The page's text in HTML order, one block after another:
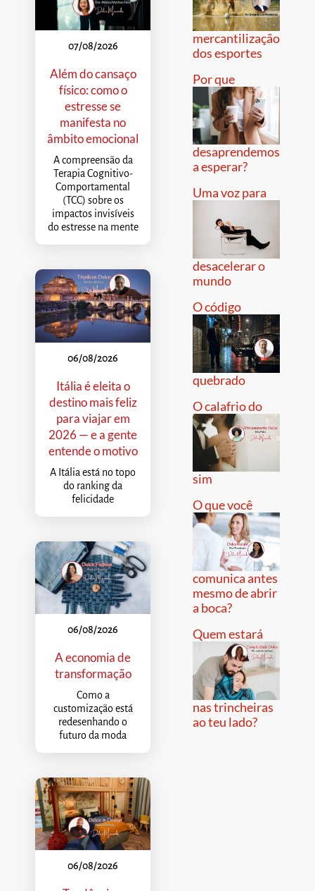
07/08/2026
Além do cansaço
físico: como o
estresse se
manifesta no
âmbito emocional
A compreensão da
Terapia Cognitivo-
Comportamental
(TCC) sobre os
impactos invisíveis
do estresse na mente
06/08/2026
Itália é eleita o
destino mais feliz
para viajar em
2026 — e a gente
entende o motivo
A Itália está no topo
do ranking da
felicidade
06/08/2026
A economia de
transformação
Como a
customização está
redesenhando o
futuro da moda
06/08/2026
mercantilização
dos esportes
Por que
desaprendemos
a esperar?
Uma voz para
desacelerar o
mundo
O código
quebrado
O calafrio do
sim
O que você
comunica antes
mesmo de abrir
a boca?
Quem estará
nas trincheiras
ao teu lado?